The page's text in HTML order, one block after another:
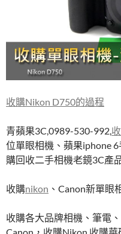
收購Nikon D750的過程
青蘋果3C,0989-530-992,
位單眼相機、蘋果iphone
購回收二手相機老鏡3C產
收購nikon 、Canon新單眼
收購各大品牌相機、筆電